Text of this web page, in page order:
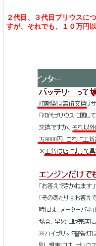
２代目、３代目プリウスに
すが、それでも、１０万円